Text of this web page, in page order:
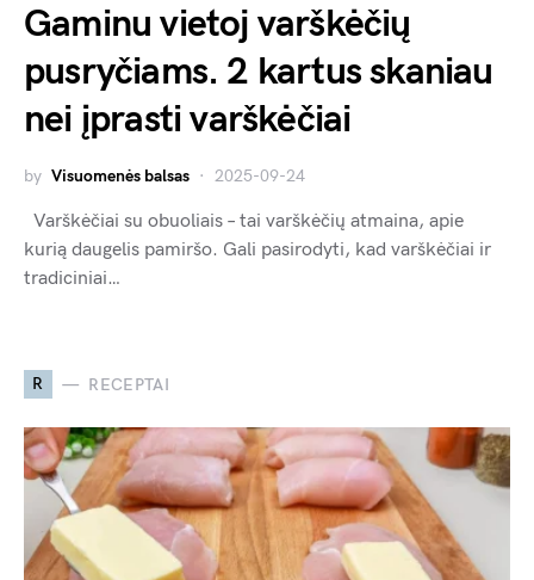
Gaminu vietoj varškėčių
pusryčiams. 2 kartus skaniau
nei įprasti varškėčiai
by Visuomenės balsas 2025-09-24
Varškėčiai su obuoliais – tai varškėčių atmaina, apie
kurią daugelis pamiršo. Gali pasirodyti, kad varškėčiai ir
tradiciniai…
R RECEPTAI